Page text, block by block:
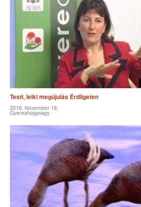
Testi, lelki megújulás Érdligeten
2016. November 16.
Gyereahogyvagy